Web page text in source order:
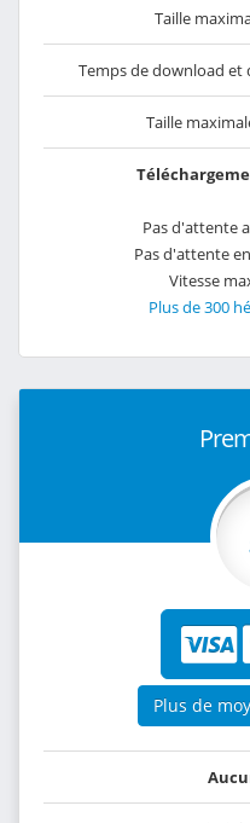
Taille
Temps de download et
Taille
Pas d'attente
Pas d'attente
Vitesse
Plus de 300
Plus de